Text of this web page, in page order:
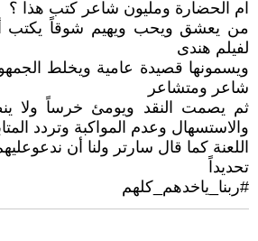
ام الحضارة ومليون شاعر كتب هذا ؟
من يعشق ويحب ويهيم شوقاً يكتب
لفيلم هندى
ويسمونها قصيدة عامية ويخلط
شاعر ومتشاعر
ثم يصمت النقد ويومئ خرساً ولا
والاستسهال وعدم المواكبة وتردد
اللعنة كما قال سارتر ولنا أن
تحديداً
#ربنا_ياخدهم_كلهم